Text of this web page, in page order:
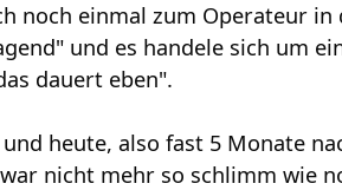
noch einmal zum Operateur in
und es handele sich um
dauert eben".
heute, also fast 5 Monate
nicht mehr so schlimm wie